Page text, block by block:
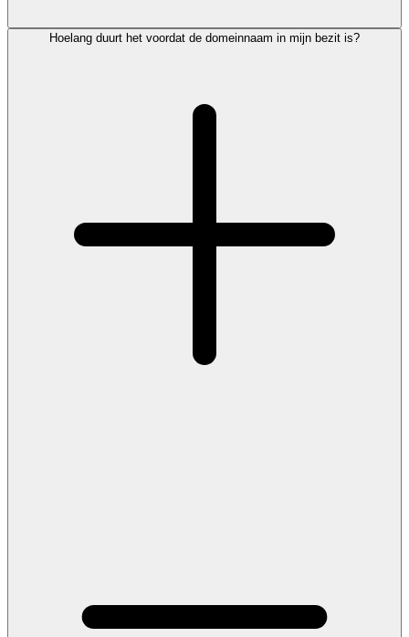
Hoelang duurt het voordat de domeinnaam in mijn bezit is?